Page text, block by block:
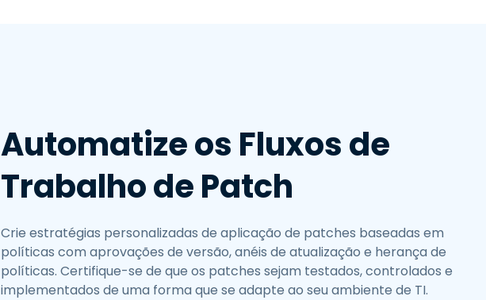
Automatize os Fluxos de
Trabalho de Patch
Crie estratégias personalizadas de aplicação de patches baseadas em
políticas com aprovações de versão, anéis de atualização e herança de
políticas. Certifique-se de que os patches sejam testados, controlados e
implementados de uma forma que se adapte ao seu ambiente de TI.